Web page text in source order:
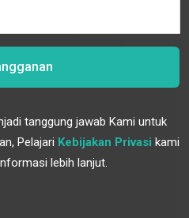
tanggung jawab Kami untuk
Pelajari Kebijakan Privasi kami
lebih lanjut.